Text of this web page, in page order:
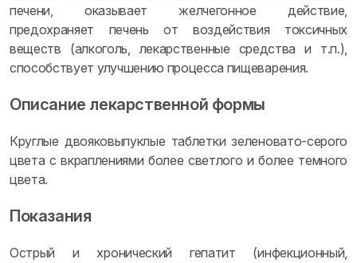
печени, оказывает желчегонное действие,
предохраняет печень от воздействия токсичных
веществ (алкоголь, лекарственные средства и т.п.),
способствует улучшению процесса пищеварения.
Описание лекарственной формы
Круглые двояковыпуклые таблетки зеленовато-серого
цвета с вкраплениями более светлого и более темного
цвета.
Показания
Острый и хронический гепатит (инфекционный,